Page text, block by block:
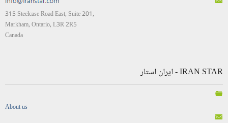
315 Steelcase Road East, Suite 201,
Markham, Ontario, L3R 2R5
Canada
IRAN STAR - ایران استار
About us